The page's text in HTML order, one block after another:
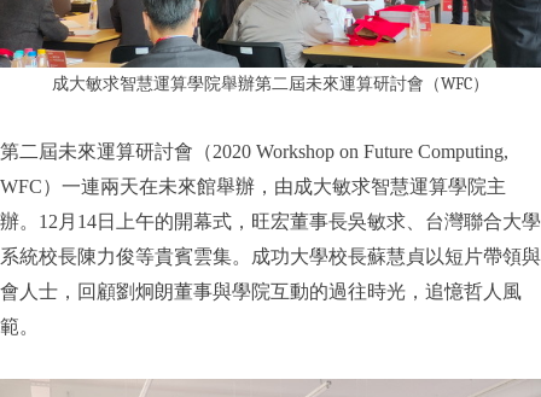
成大敏求智慧運算學院舉辦第二屆未來運算研討會（WFC）
第二屆未來運算研討會（2020 Workshop on Future Computing,
WFC）一連兩天在未來館舉辦，由成大敏求智慧運算學院主
辦。12月14日上午的開幕式，旺宏董事長吳敏求、台灣聯合大學
系統校長陳力俊等貴賓雲集。成功大學校長蘇慧貞以短片帶領與
會人士，回顧劉炯朗董事與學院互動的過往時光，追憶哲人風
範。